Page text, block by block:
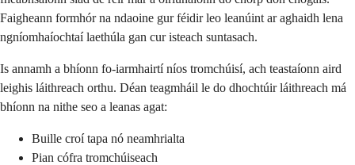
Faigheann formhór na ndaoine gur féidir leo leanúint ar aghaidh lena
ngníomhaíochtaí laethúla gan cur isteach suntasach.
Is annamh a bhíonn fo-iarmhairtí níos tromchúisí, ach teastaíonn aird
leighis láithreach orthu. Déan teagmháil le do dhochtúir láithreach má
bhíonn na nithe seo a leanas agat:
Buille croí tapa nó neamhrialta
Pian cófra tromchúiseach